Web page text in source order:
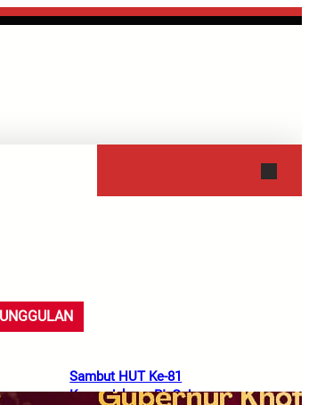
Sambut HUT Ke-81
Kemerdekaan RI, Gubernur